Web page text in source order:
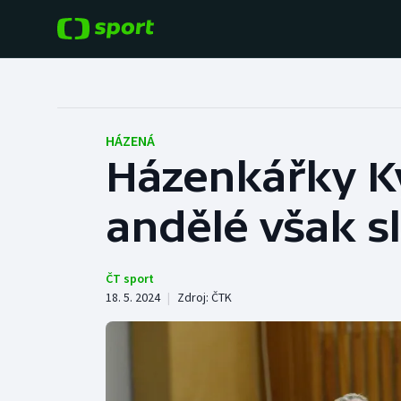
Fotbal
Hokej
Tenis
Cyklistika
Baseball a softbal
Basketbal
Boby a skeleton
HÁZENÁ
Házenkářky
andělé však
ČT sport
18. 5. 2024 | Zdroj: ČTK